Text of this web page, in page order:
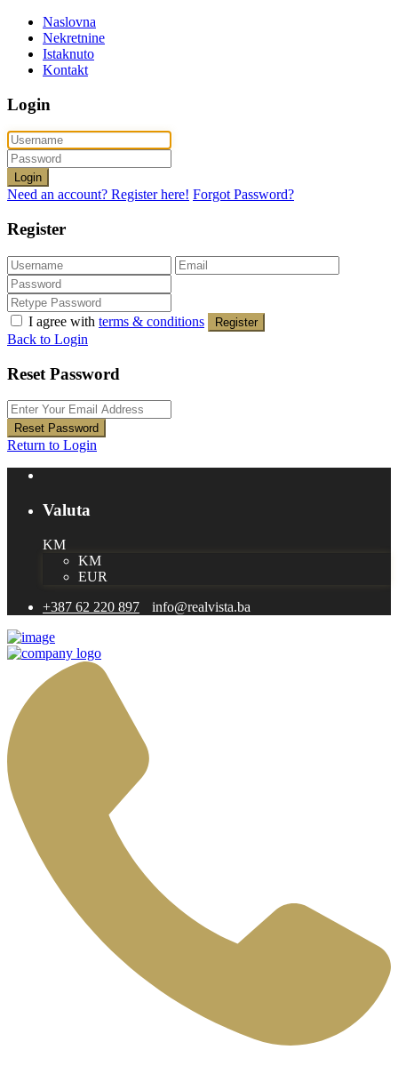
Naslovna
Nekretnine
Istaknuto
Kontakt
Login
Login
Need an account? Register here! Forgot Password?
Register
I agree with terms & conditions Register
Back to Login
Reset Password
Reset Password
Return to Login
Valuta
KM
KM
EUR
+387 62 220 897
info@realvista.ba